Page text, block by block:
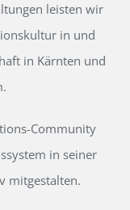
leisten wir
in und
in Kärnten und
Community
in seiner
mitgestalten.